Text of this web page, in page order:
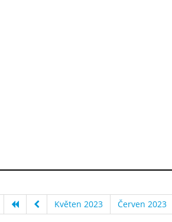
Květen 2023 Červen 2023